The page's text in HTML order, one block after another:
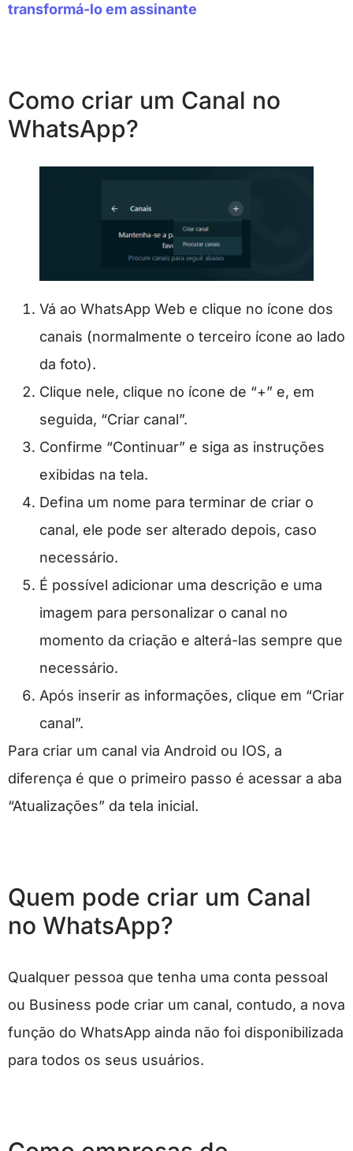
transformá-lo em assinante
Como criar um Canal no
WhatsApp?
Vá ao WhatsApp Web e clique no ícone dos
canais (normalmente o terceiro ícone ao lado
da foto).
Clique nele, clique no ícone de “+” e, em
seguida, “Criar canal”.
Confirme “Continuar” e siga as instruções
exibidas na tela.
Defina um nome para terminar de criar o
canal, ele pode ser alterado depois, caso
necessário.
É possível adicionar uma descrição e uma
imagem para personalizar o canal no
momento da criação e alterá-las sempre que
necessário.
Após inserir as informações, clique em “Criar
canal”.
Para criar um canal via Android ou IOS, a
diferença é que o primeiro passo é acessar a aba
“Atualizações” da tela inicial.
Quem pode criar um Canal
no WhatsApp?
Qualquer pessoa que tenha uma conta pessoal
ou Business pode criar um canal, contudo, a nova
função do WhatsApp ainda não foi disponibilizada
para todos os seus usuários.